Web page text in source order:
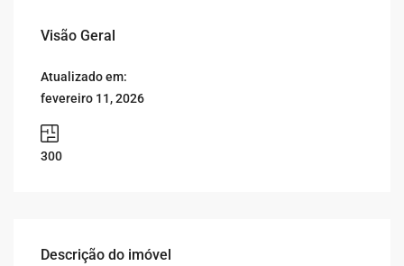
Visão Geral
Atualizado em:
fevereiro 11, 2026
300
Descrição do imóvel